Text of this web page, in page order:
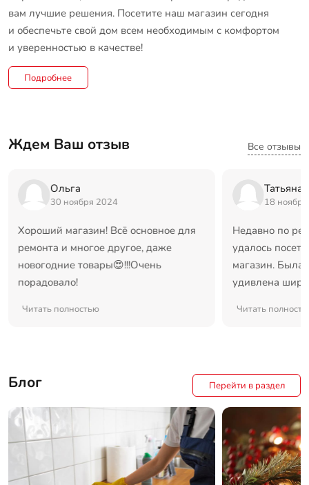
вам лучшие решения. Посетите наш магазин сегодня
и обеспечьте свой дом всем необходимым с комфортом
и уверенностью в качестве!
Подробнее
Ждем Ваш отзыв Все отзывы
Ольга
30 ноября 2024
Хороший магазин! Всё основное для
ремонта и многое другое, даже
новогодние товары😍!!!Очень
порадовало!
Читать полностью
Татьяна
18
Недавно по
удалось
магазин. Была
удивлена
вариантами
Ваши советы
Обязательно
есть планы на
впрочем, с
Читать
Блог Перейти в раздел